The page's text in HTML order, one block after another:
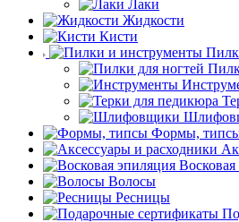
Лаки
Жидкости
Кисти
Формы,
Волосы
Ресницы